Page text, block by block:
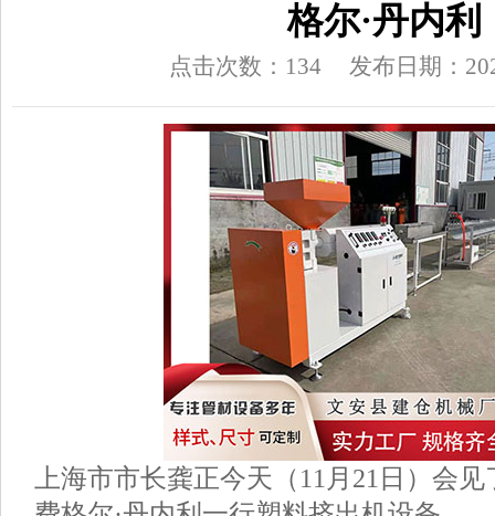
格尔·丹内利
点击次数：134 发布日期：
上海市市长龚正今天（11月21日）会